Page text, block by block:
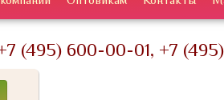
(495) 600-00-01, +7